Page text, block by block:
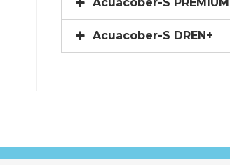
Acuacober-S PREMIUM
Acuacober-S DREN+